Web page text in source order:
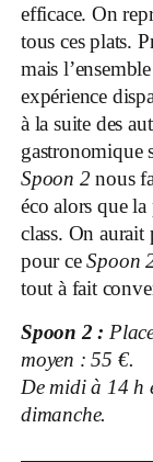
efficace. On
tous ces plats.
mais
expérience
à la suite des
gastronomique
Spoon 2 nous
éco alors que la
class. On aurait
pour ceSpoon
tout à fait
Spoon 2 :
moyen : 55 €.
De midi à 14 h
dimanche.